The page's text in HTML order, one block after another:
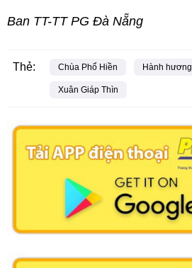
Ban TT-TT PG Đà Nẵng
Thẻ: Chùa Phổ Hiền Hành hương
Xuân Giáp Thìn